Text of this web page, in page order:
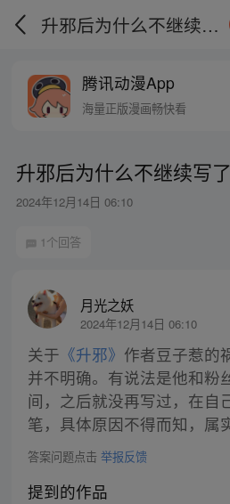
升邪后为什么不继续写了
腾讯动漫App
海量正版漫画畅快看
升邪后为什么不继续写了
2024年12月14日 06:10
1个回答
月光之妖
2024年12月14日 06:10
关于 《升邪》 作者豆子惹的
并不明确。有说法是他和粉
间，之后就没再写过，在自
笔，具体原因不得而知，属
答案问题点击 举报反馈
提到的作品